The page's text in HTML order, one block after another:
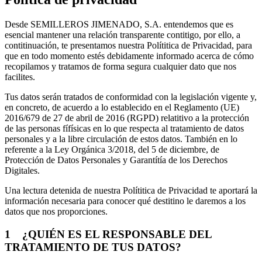
Desde SEMILLEROS JIMENADO, S.A. entendemos que es
esencial mantener una relación transparente contitigo, por ello, a
contitinuación, te presentamos nuestra Polítitica de Privacidad, para
que en todo momento estés debidamente informado acerca de cómo
recopilamos y tratamos de forma segura cualquier dato que nos
facilites.
Tus datos serán tratados de conformidad con la legislación vigente y,
en concreto, de acuerdo a lo establecido en el Reglamento (UE)
2016/679 de 27 de abril de 2016 (RGPD) relatitivo a la protección
de las personas fífísicas en lo que respecta al tratamiento de datos
personales y a la libre circulación de estos datos. También en lo
referente a la Ley Orgánica 3/2018, del 5 de diciembre, de
Protección de Datos Personales y Garantítía de los Derechos
Digitales.
Una lectura detenida de nuestra Polítitica de Privacidad te aportará la
información necesaria para conocer qué destitino le daremos a los
datos que nos proporciones.
1 ¿QUIÉN ES EL RESPONSABLE DEL
TRATAMIENTO DE TUS DATOS?